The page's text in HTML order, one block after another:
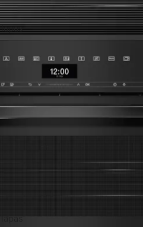
su bel. patiekalų termometru +
vartojimo efektyvumo
su galimybe jungti prie tinklo +
vartojimo efektyvumo klasės